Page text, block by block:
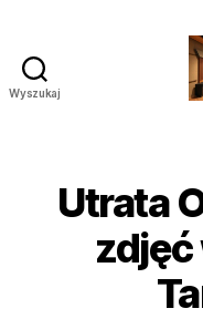
Wyszukaj
Utrata